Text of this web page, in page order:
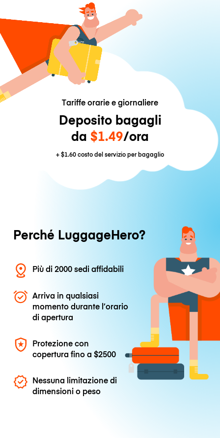
Tariffe orarie e giornaliere
Deposito bagagli
da $1.49/ora
+$1.60costo del servizio per bagaglio
Perché LuggageHero?
Più di 2000 sedi affidabili
Arriva in qualsiasi
momento durante l’orario
di apertura
Protezione con
copertura fino a$2500
Nessuna limitazione di
dimensioni o peso